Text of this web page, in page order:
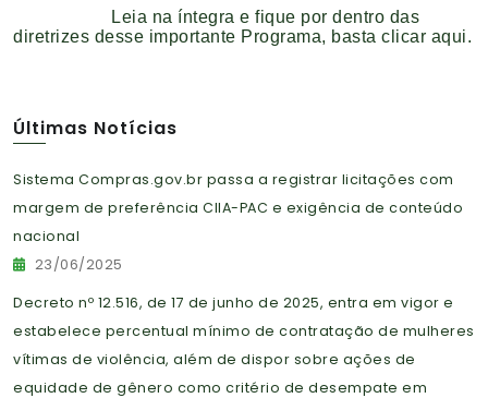
Leia na íntegra e fique por dentro das
diretrizes desse importante Programa, basta clicar aqui.
Últimas Notícias
Sistema Compras.gov.br passa a registrar licitações com
margem de preferência CIIA-PAC e exigência de conteúdo
nacional
23/06/2025
Decreto nº 12.516, de 17 de junho de 2025, entra em vigor e
estabelece percentual mínimo de contratação de mulheres
vítimas de violência, além de dispor sobre ações de
equidade de gênero como critério de desempate em